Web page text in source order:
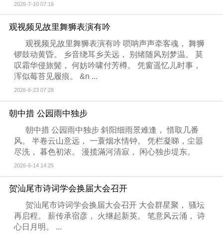
2026-7-10 07:16
观视频见故里舞狮表演有吟
观视频见故里舞狮表演有吟 唢呐声声牵客魂， 舞狮
锣鼓动黄昏。 乡音绕耳乡关远， 别绪随风别梦温。 莫
叹霜华侵旅鬓， 何妨吟啸付芳樽。 凭窗遥忆儿时事，
浑似莓苔见履痕。 &n ...
2026-6-23 07:28
朝中措 公园雨中独步
朝中措 公园雨中独步 斜阳细雨景难逢， 惜取几番
风。 半卷云山意远， 一蓑烟水情钟。 凭栏凝睇，尘嚣
尽洗， 暮色初浓。 漫揽滿河清寂， 闲心独步堤东。
2026-6-14 14:25
贺汕尾市诗词学会换届大会召开
贺汕尾市诗词学会换届大会召开 大会群星聚， 骚坛
再启程。 薪传承宿彦， 火继起新英。 笔意风云涌， 诗
心日月明。 ...